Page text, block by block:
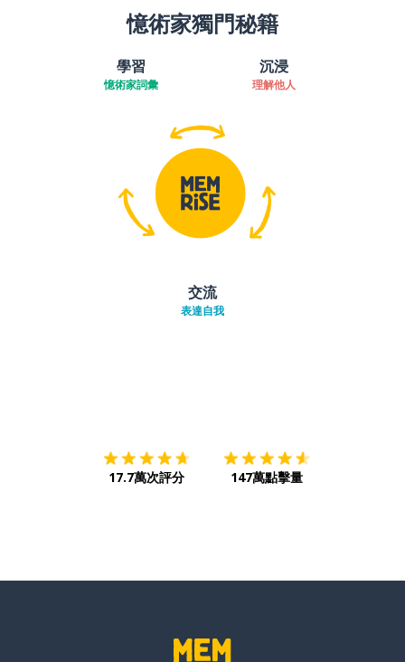
憶術家獨門秘籍
學習
憶術家詞彙
沉浸
理解他人
交流
表達自我
17.7萬次評分 147萬點擊量